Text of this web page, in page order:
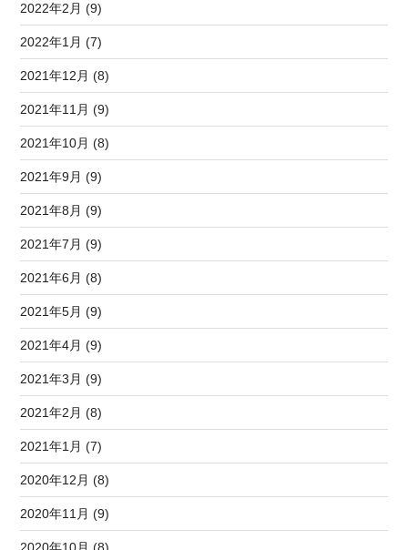
2022年2月 (9)
2022年1月 (7)
2021年12月 (8)
2021年11月 (9)
2021年10月 (8)
2021年9月 (9)
2021年8月 (9)
2021年7月 (9)
2021年6月 (8)
2021年5月 (9)
2021年4月 (9)
2021年3月 (9)
2021年2月 (8)
2021年1月 (7)
2020年12月 (8)
2020年11月 (9)